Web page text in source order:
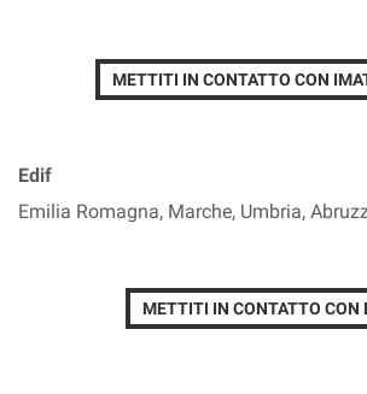
METTITI IN CONTATTO CON
Edif
Emilia Romagna, Marche, Umbria,
METTITI IN CONTATTO CON